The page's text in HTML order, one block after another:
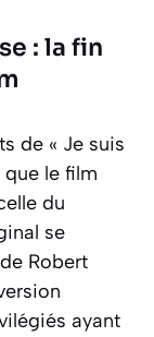
: la fin
de « Je suis
le film
du
se
Robert
ayant